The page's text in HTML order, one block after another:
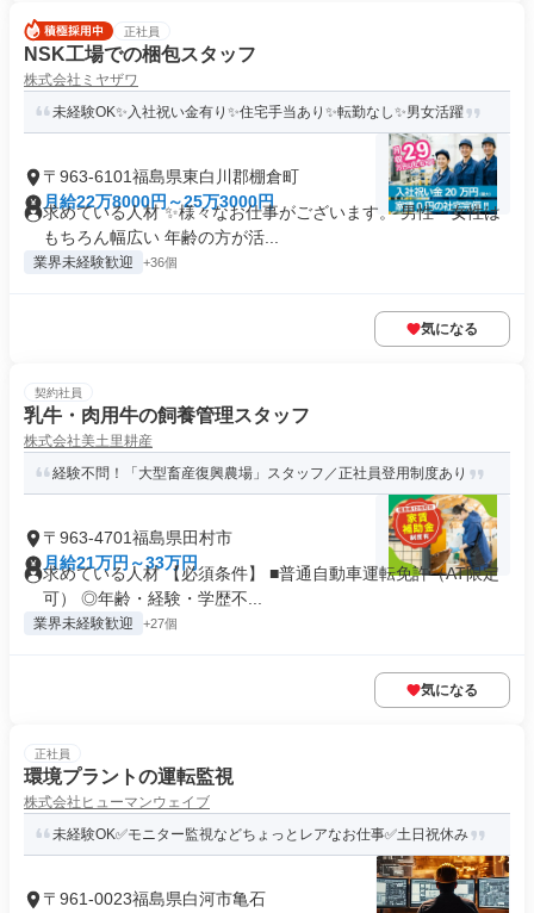
正社員
NSK工場での梱包スタッフ
株式会社ミヤザワ
未経験OK✨入社祝い金有り✨住宅手当あり✨転勤なし✨男女活躍
〒963-6101福島県東白川郡棚倉町
月給22万8000円～25万3000円
求めている人材 ✨様々なお仕事がございます。 男性・女性は
もちろん幅広い 年齢の方が活...
業界未経験歓迎 +36個
気になる
契約社員
乳牛・肉用牛の飼養管理スタッフ
株式会社美土里耕産
経験不問！「大型畜産復興農場」スタッフ／正社員登用制度あり
〒963-4701福島県田村市
月給21万円～33万円
求めている人材 【必須条件】 ■普通自動車運転免許（AT限定
可） ◎年齢・経験・学歴不...
業界未経験歓迎 +27個
気になる
正社員
環境プラントの運転監視
株式会社ヒューマンウェイブ
未経験OK✅モニター監視などちょっとレアなお仕事✅土日祝休み
〒961-0023福島県白河市亀石